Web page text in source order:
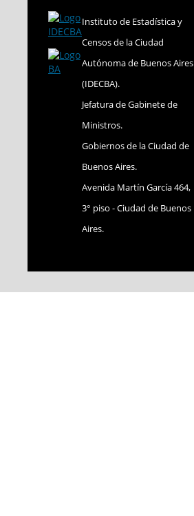
Instituto de Estadística y
Censos de la Ciudad
Autónoma de Buenos Aires
(IDECBA).
Jefatura de Gabinete de
Ministros.
Gobiernos de la Ciudad de
Buenos Aires.
Avenida Martín García 464,
3° piso - Ciudad de Buenos
Aires.